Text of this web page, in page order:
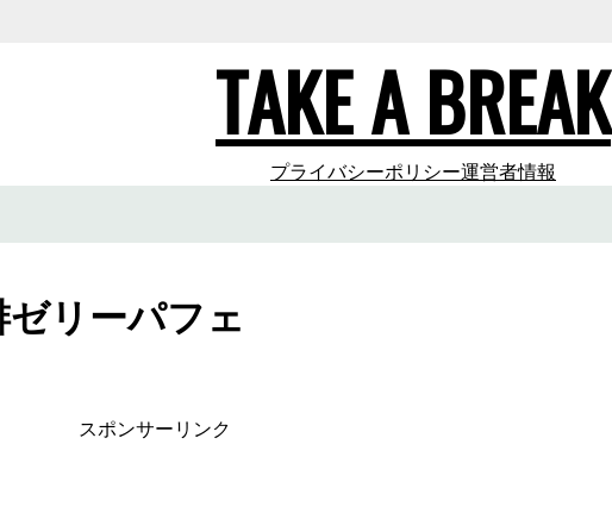
TAKE A BREAK
プライバシーポリシー運営者情報
リーパフェ
スポンサーリンク